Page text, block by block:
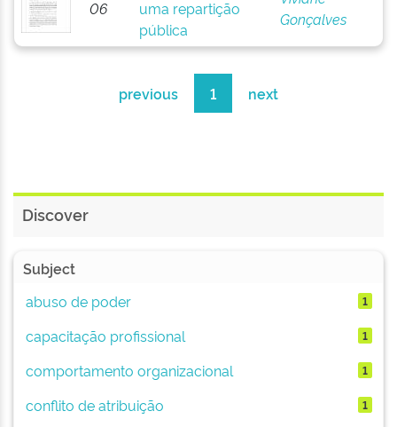
06
uma repartição
pública
Gonçalves
previous 1 next
Discover
Subject
abuso de poder
1
capacitação profissional 1
comportamento organizacional 1
conflito de atribuição 1